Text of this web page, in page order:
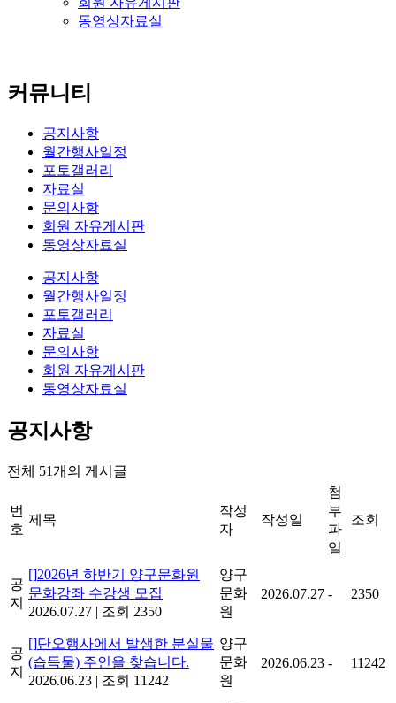
동영상자료실
커뮤니티
공지사항
월간행사일정
포토갤러리
자료실
문의사항
회원 자유게시판
동영상자료실
공지사항
월간행사일정
포토갤러리
자료실
문의사항
회원 자유게시판
동영상자료실
공지사항
전체 51개의 게시글
번
호
제목
작성
자
작성일
첨
부
파
일
조회
공
지
[]2026년 하반기 양구문화원
문화강좌 수강생 모집
2026.07.27 | 조회 2350
양구
문화
원
2026.07.27 - 2350
공
지
[]단오행사에서 발생한 분실물
(습득물) 주인을 찾습니다.
2026.06.23 | 조회 11242
양구
문화
원
2026.06.23 - 11242